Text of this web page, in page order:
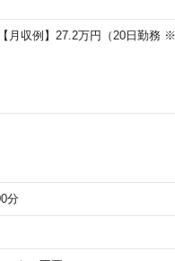
月収例】27.2万円（20日勤務 ※
分